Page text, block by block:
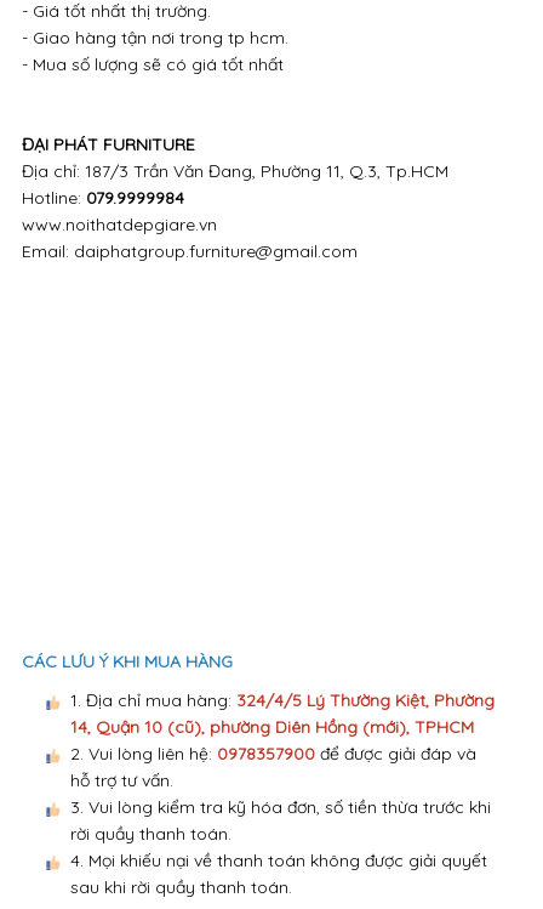
- Giá tốt nhất thị trường.
- Giao hàng tận nơi trong tp hcm.
- Mua số lượng sẽ có giá tốt nhất
ĐẠI PHÁT FURNITURE
Địa chỉ: 187/3 Trần Văn Đang, Phường 11, Q.3, Tp.HCM
Hotline: 079.9999984
www.noithatdepgiare.vn
Email: daiphatgroup.furniture@gmail.com
CÁC LƯU Ý KHI MUA HÀNG
1. Địa chỉ mua hàng: 324/4/5 Lý Thường Kiệt, Phường
14, Quận 10 (cũ), phường Diên Hồng (mới), TPHCM
2. Vui lòng liên hệ: 0978357900để được giải đáp và
hỗ trợ tư vấn.
3. Vui lòng kiểm tra kỹ hóa đơn, số tiền thừa trước khi
rời quầy thanh toán.
4. Mọi khiếu nại về thanh toán không được giải quyết
sau khi rời quầy thanh toán.